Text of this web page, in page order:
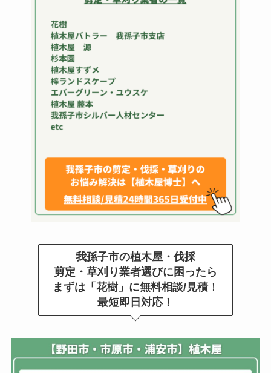
我孫子市の植木屋・伐採
剪定・草刈り業者選びに困ったら
まずは「花樹」に無料相談/見積！
最短即日対応！